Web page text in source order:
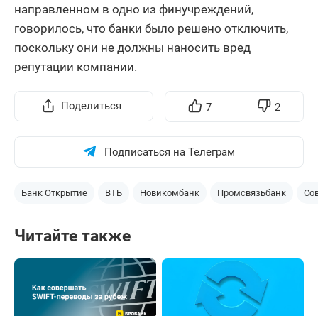
направленном в одно из финучреждений,
говорилось, что банки было решено отключить,
поскольку они не должны наносить вред
репутации компании.
Поделиться 7 2
Подписаться на Телеграм
Банк Открытие ВТБ Новикомбанк Промсвязьбанк
Читайте также